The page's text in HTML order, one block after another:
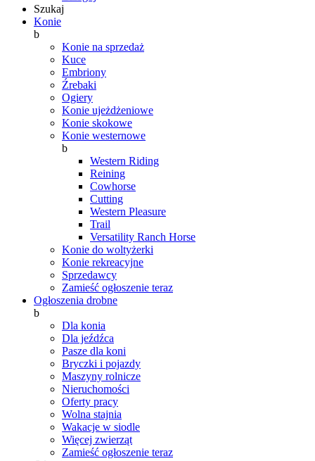
Szukaj
Konie
b
Konie na sprzedaż
Kuce
Embriony
Źrebaki
Ogiery
Konie ujeżdżeniowe
Konie skokowe
Konie westernowe
b
Western Riding
Reining
Cowhorse
Cutting
Western Pleasure
Trail
Versatility Ranch Horse
Konie do woltyżerki
Konie rekreacyjne
Sprzedawcy
Zamieść ogłoszenie teraz
Ogłoszenia drobne
b
Dla konia
Dla jeźdźca
Pasze dla koni
Bryczki i pojazdy
Maszyny rolnicze
Nieruchomości
Oferty pracy
Wolna stajnia
Wakacje w siodle
Więcej zwierząt
Zamieść ogłoszenie teraz